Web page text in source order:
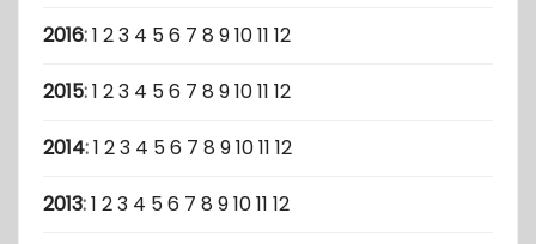
2016:1 23 4 56 7 8 91011 12
2015:1 23 4 56 7 8 91011 12
2014:1 23 4 56 7 8 91011 12
2013:1 23 4 56 7 8 91011 12